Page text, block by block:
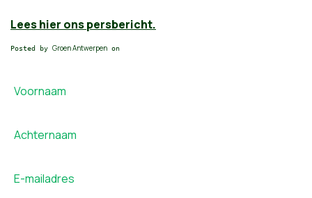
Lees hier ons persbericht.
Posted by Groen Antwerpen on
Voornaam
Achternaam
E-mailadres